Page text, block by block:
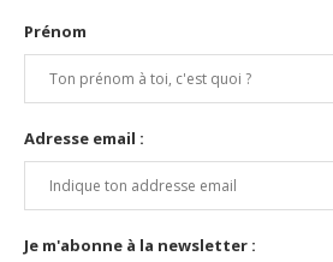
Prénom
Adresse email :
Je m'abonne à la newsletter :